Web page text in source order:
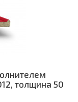
толщина 50